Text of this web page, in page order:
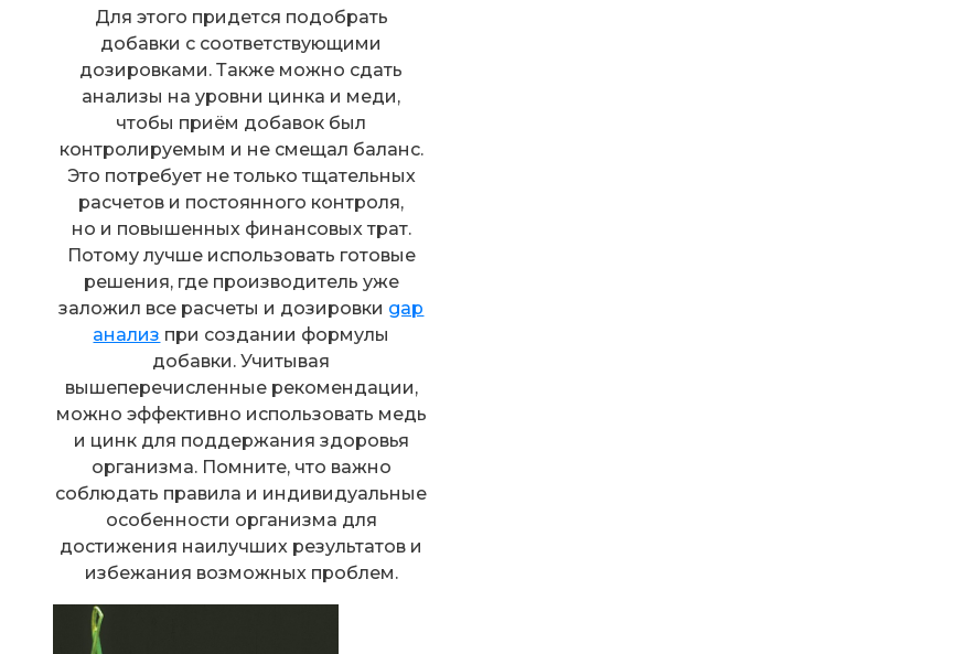
Для этого придется подобрать
добавки с соответствующими
дозировками. Также можно сдать
анализы на уровни цинка и меди,
чтобы приём добавок был
контролируемым и не смещал баланс.
Это потребует не только тщательных
расчетов и постоянного контроля,
но и повышенных финансовых трат.
Потому лучше использовать готовые
решения, где производитель уже
заложил все расчеты и дозировки gap
анализ при создании формулы
добавки. Учитывая
вышеперечисленные рекомендации,
можно эффективно использовать медь
и цинк для поддержания здоровья
организма. Помните, что важно
соблюдать правила и индивидуальные
особенности организма для
достижения наилучших результатов и
избежания возможных проблем.